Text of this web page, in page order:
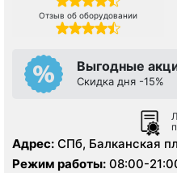
Отзыв об оборудовании
Выгодные
Скидка дня -15%
Адрес: СПб, Балканская
Режим работы: 08:00-